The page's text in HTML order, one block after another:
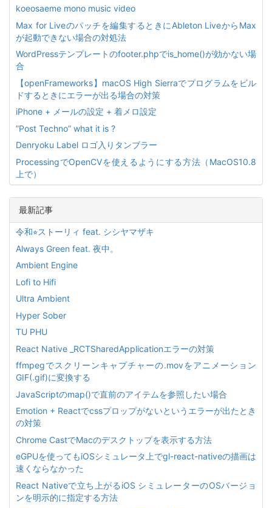
koeosaeme mono music video
Max for Liveのパッチを編集するときにAbleton LiveからMax
が起動できない場合の対処法
WordPressテンプレートのfooter.phpでis_home()が効かない場
合
【openFrameworks】macOS High Sierraでプログラムをビル
ドするときにエラーが出る場合の対策
iPhone + メールの設定 + 着メロ設定
”Post Techno” what it is ?
Denryoku Label ロゴ入りタンブラー
ProcessingでOpenCVを使えるようにする方法（MacOS10.8
上で）
最新記事
令和⭐︎ストーリィ feat. シシヤマザキ
Always Green feat. 夜中。
Ambient Engine
Lofi to Hifi
Ultra Ambient
Hyper Sober
TU PHU
React Native _RCTSharedApplicationエラーの対策
ffmpegでスクリーンキャプチャーの.movをアニメーション
GIF(.gif)に変換する
JavaScriptのmap()で直前のアイテムを参照したい場合
Emotion + Reactでcssプロップがないというエラーが出たとき
の対策
Chrome CastでMacのデスクトップを表示する方法
eGPUを使ってもiOSシミュレータ上でgl-react-nativeの描画は
速くならなかった
React Nativeで立ち上がるiOS シミュレーターのOSバージョ
ンを明示的に指定する方法